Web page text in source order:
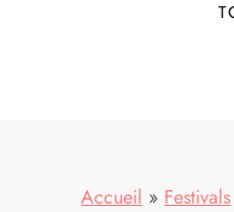
Accueil » Festivals